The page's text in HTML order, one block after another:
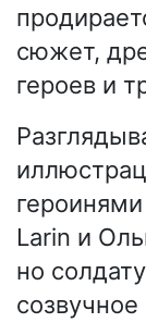
сюжет,
героев и
Larin и
но